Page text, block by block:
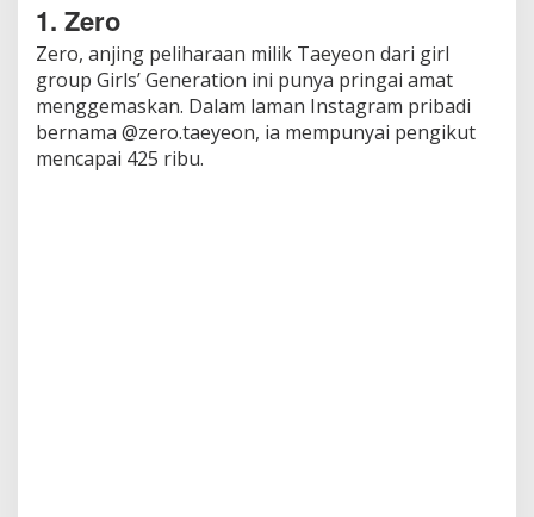
p
a
i
u
1. Zero
Zero, anjing peliharaan milik Taeyeon dari girl
group Girls’ Generation ini punya pringai amat
menggemaskan. Dalam laman Instagram pribadi
bernama @zero.taeyeon, ia mempunyai pengikut
mencapai 425 ribu.